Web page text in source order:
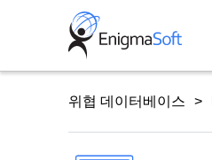
위협 데이터베이스